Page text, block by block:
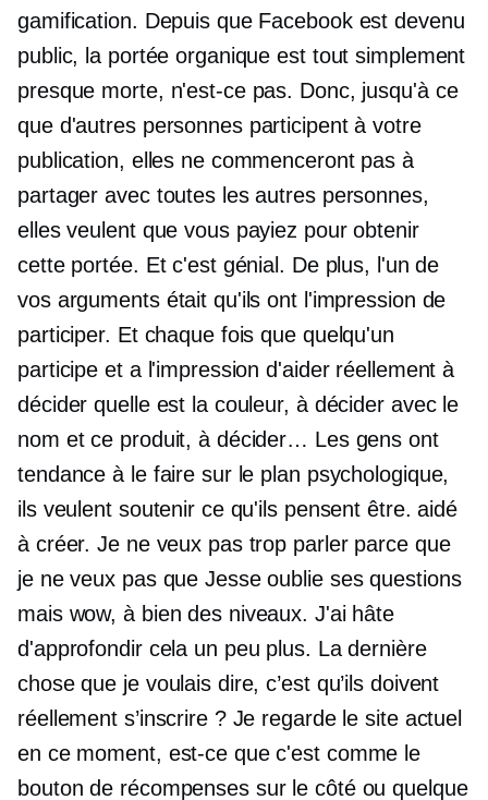
gamification. Depuis que Facebook est devenu
public, la portée organique est tout simplement
presque morte, n'est-ce pas. Donc, jusqu'à ce
que d'autres personnes participent à votre
publication, elles ne commenceront pas à
partager avec toutes les autres personnes,
elles veulent que vous payiez pour obtenir
cette portée. Et c'est génial. De plus, l'un de
vos arguments était qu'ils ont l'impression de
participer. Et chaque fois que quelqu'un
participe et a l'impression d'aider réellement à
décider quelle est la couleur, à décider avec le
nom et ce produit, à décider… Les gens ont
tendance à le faire sur le plan psychologique,
ils veulent soutenir ce qu'ils pensent être. aidé
à créer. Je ne veux pas trop parler parce que
je ne veux pas que Jesse oublie ses questions
mais wow, à bien des niveaux. J'ai hâte
d'approfondir cela un peu plus. La dernière
chose que je voulais dire, c’est qu’ils doivent
réellement s’inscrire ? Je regarde le site actuel
en ce moment, est-ce que c'est comme le
bouton de récompenses sur le côté ou quelque